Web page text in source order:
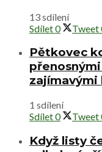
13 sdílení
Sdílet0 Tweet
Pětkovec
zajímavými
1 sdílení
Sdílet0 Tweet
Když listy